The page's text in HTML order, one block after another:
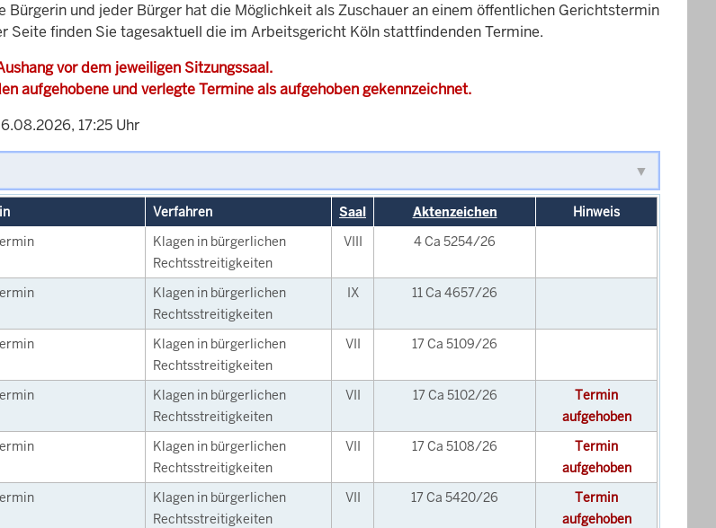
Bürgerin und jeder Bürger hat die Möglichkeit als Zuschauer an einem öffentlichen Gerichtstermin
Seite finden Sie tagesaktuell die im Arbeitsgericht Köln stattfindenden Termine.
vor dem jeweiligen Sitzungssaal.
aufgehobene und verlegte Termine als aufgehoben gekennzeichnet.
17:25 Uhr
Verfahren Saal Aktenzeichen
Hinweis
Klagen in bürgerlichen
Rechtsstreitigkeiten
VIII 4 Ca 5254/26
Klagen in bürgerlichen
Rechtsstreitigkeiten
IX 11 Ca 4657/26
Klagen in bürgerlichen
Rechtsstreitigkeiten
VII 17 Ca 5109/26
Klagen in bürgerlichen
Rechtsstreitigkeiten
VII 17 Ca 5102/26
Termin
aufgehoben
Klagen in bürgerlichen
Rechtsstreitigkeiten
VII 17 Ca 5108/26
Termin
aufgehoben
Klagen in bürgerlichen
Rechtsstreitigkeiten
VII 17 Ca 5420/26
Termin
aufgehoben